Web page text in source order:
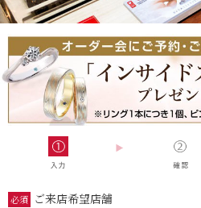
必須 ご来店希望店舗